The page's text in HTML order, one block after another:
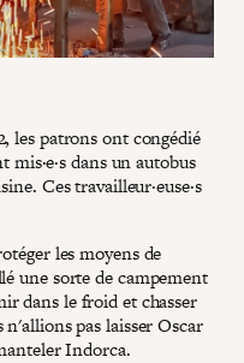
les patrons ont congédié
mis·e·s dans un autobus
Ces travailleur·euse·s
les moyens de
une sorte de campement
dans le froid et chasser
pas laisser Oscar
Indorca.